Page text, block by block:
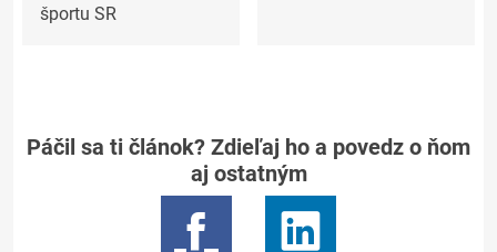
športu SR
Páčil sa ti článok? Zdieľaj ho a povedz o ňom
aj ostatným